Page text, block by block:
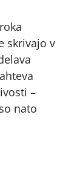
skrivajo v
–
nato